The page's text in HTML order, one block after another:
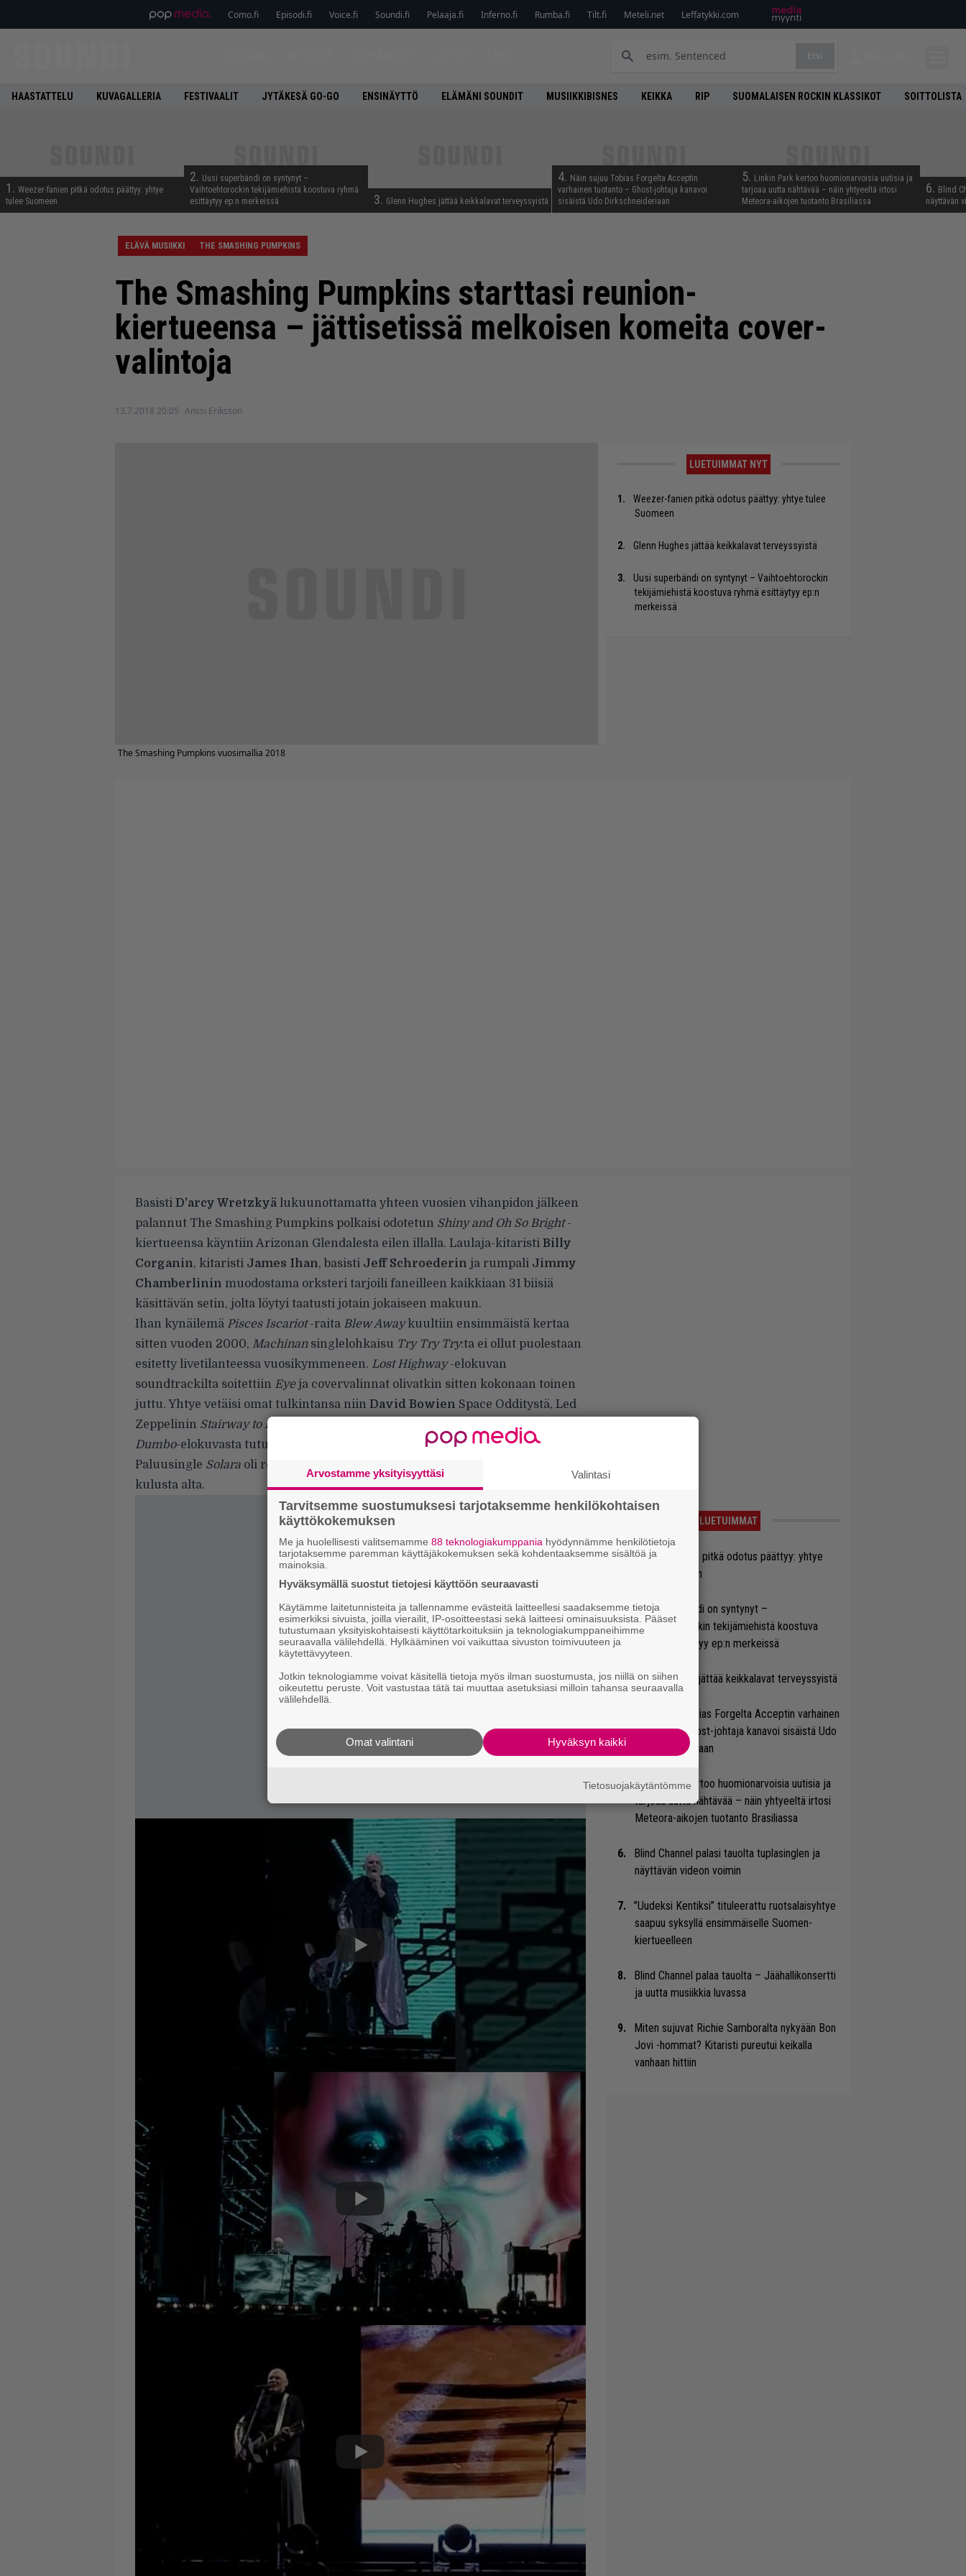
Como.fi Episodi.fi Voice.fi Soundi.fi Pelaaja.fi Inferno.fi Rumba.fi Tilt.fi Meteli.net Leffatykki.com
HAASTATTELU KUVAGALLERIA FESTIVAALIT JYTÄKESÄ GO-GO ENSINÄYTTÖ ELÄMÄNI SOUNDIT MUSIIKKIBISNES KEIKKA RIP SUOMALAISEN ROCKIN KLASSIKOT SOITTOLISTA
1. Weezer-fanien pitkä odotus päättyy: yhtye
tulee Suomeen
2. Uusi superbändi on syntynyt –
Vaihtoehtorockin tekijämiehistä koostuva ryhmä
esittäytyy ep:n merkeissä
3. Glenn Hughes jättää keikkalavat terveyssyistä
4. Näin sujuu Tobias Forgelta Acceptin
varhainen tuotanto – Ghost-johtaja kanavoi
sisäistä Udo Dirkschneideriaan
5. Linkin Park kertoo huomionarvoisia uutisia ja
tarjoaa uutta nähtävää – näin yhtyeeltä irtosi
Meteora-aikojen tuotanto Brasiliassa
6. Blind
näyttävän
ELÄVÄ MUSIIKKI THE SMASHING PUMPKINS
The Smashing Pumpkins starttasi reunion-
kiertueensa – jättisetissä melkoisen komeita cover-
valintoja
13.7.2018 20:05 Anssi Eriksson
The Smashing Pumpkins vuosimallia 2018
LUETUIMMAT NYT
Weezer-fanien pitkä odotus päättyy: yhtye tulee
Suomeen
Glenn Hughes jättää keikkalavat terveyssyistä
Uusi superbändi on syntynyt – Vaihtoehtorockin
tekijämiehistä koostuva ryhmä esittäytyy ep:n
merkeissä
Basisti D’arcy Wretzkyä lukuunottamatta yhteen vuosien vihanpidon jälkeen
palannut The Smashing Pumpkins polkaisi odotetun Shiny and Oh So Bright-
kiertueensa käyntiin Arizonan Glendalesta eilen illalla. Laulaja-kitaristi Billy
Corganin, kitaristi James Ihan, basisti Jeff Schroederin ja rumpali Jimmy
Chamberlinin muodostama orksteri tarjoili faneilleen kaikkiaan 31 biisiä
käsittävän setin, jolta löytyi taatusti jotain jokaiseen makuun.
Ihan kynäilemä Pisces Iscariot-raita Blew Awaykuultiin ensimmäistä kertaa
sitten vuoden 2000, Machinansinglelohkaisu Try Try Try:ta ei ollut puolestaan
esitetty livetilanteessa vuosikymmeneen. Lost Highway-elokuvan
soundtrackilta soitettiin Eye ja covervalinnat olivatkin sitten kokonaan toinen
juttu. Yhtye vetäisi omat tulkintansa niin David Bowien Space Odditystä, Led
Zeppelinin Stairway to Heavenistä
kuin Disneyn
Dumbo-elokuvasta tutusta
Paluusingle Solara oli rohkeasti jätetty encoreen. Voit katsoa tunnelmia illan
kulusta alta.
LUETUIMMAT
Weezer-fanien pitkä odotus päättyy: yhtye
tulee Suomeen
Uusi superbändi on syntynyt –
Vaihtoehtorockin tekijämiehistä koostuva
ryhmä esittäytyy ep:n merkeissä
Glenn Hughes jättää keikkalavat terveyssyistä
Näin sujuu Tobias Forgelta Acceptin varhainen
tuotanto – Ghost-johtaja kanavoi sisäistä Udo
Dirkschneideriaan
Linkin Park kertoo huomionarvoisia uutisia ja
tarjoaa uutta nähtävää – näin yhtyeeltä irtosi
Meteora-aikojen tuotanto Brasiliassa
Blind Channel palasi tauolta tuplasinglen ja
näyttävän videon voimin
”Uudeksi Kentiksi” tituleerattu ruotsalaisyhtye
saapuu syksyllä ensimmäiselle Suomen-
kiertueelleen
Blind Channel palaa tauolta – Jäähallikonsertti
ja uutta musiikkia luvassa
Miten sujuvat Richie Samboralta nykyään Bon
Jovi -hommat? Kitaristi pureutui keikalla
vanhaan hittiin
Arvostamme yksityisyyttäsi Valintasi
Tarvitsemme suostumuksesi tarjotaksemme henkilökohtaisen
käyttökokemuksen
Me ja huolellisesti valitsemamme 88 teknologiakumppania hyödynnämme henkilötietoja
tarjotaksemme paremman käyttäjäkokemuksen sekä kohdentaaksemme sisältöä ja
mainoksia.
Hyväksymällä suostut tietojesi käyttöön seuraavasti
Käytämme laitetunnisteita ja tallennamme evästeitä laitteellesi saadaksemme tietoja
esimerkiksi sivuista, joilla vierailit, IP-osoitteestasi sekä laitteesi ominaisuuksista. Pääset
tutustumaan yksityiskohtaisesti käyttötarkoituksiin ja teknologiakumppaneihimme
seuraavalla välilehdellä. Hylkääminen voi vaikuttaa sivuston toimivuuteen ja
käytettävyyteen.
Jotkin teknologiamme voivat käsitellä tietoja myös ilman suostumusta, jos niillä on siihen
oikeutettu peruste. Voit vastustaa tätä tai muuttaa asetuksiasi milloin tahansa seuraavalla
välilehdellä.
Hyväksyn kaikki
Omat valintani
Tietosuojakäytäntömme